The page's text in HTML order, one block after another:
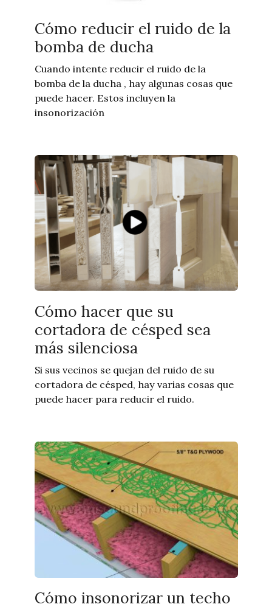
Cómo reducir el ruido de la
bomba de ducha
Cuando intente reducir el ruido de la
bomba de la ducha , hay algunas cosas que
puede hacer. Estos incluyen la
insonorización
Cómo hacer que su
cortadora de césped sea
más silenciosa
Si sus vecinos se quejan del ruido de su
cortadora de césped, hay varias cosas que
puede hacer para reducir el ruido.
Cómo insonorizar un techo